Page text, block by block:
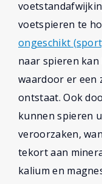
voetspieren te
ongeschikt
naar spieren
waardoor er
ontstaat. Ook
kunnen spieren
veroorzaken,
tekort aan
kalium en